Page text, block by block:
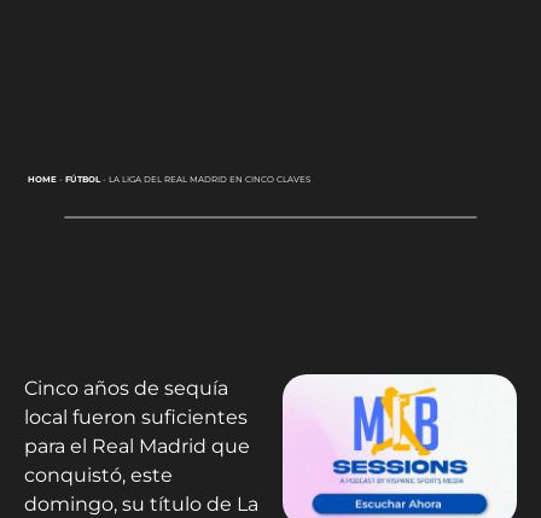
HOME- FÚTBOL - LA LIGA DEL REAL MADRID EN CINCO CLAVES
Cinco años de sequía
local fueron suficientes
para el Real Madrid que
conquistó, este
domingo, su título de La